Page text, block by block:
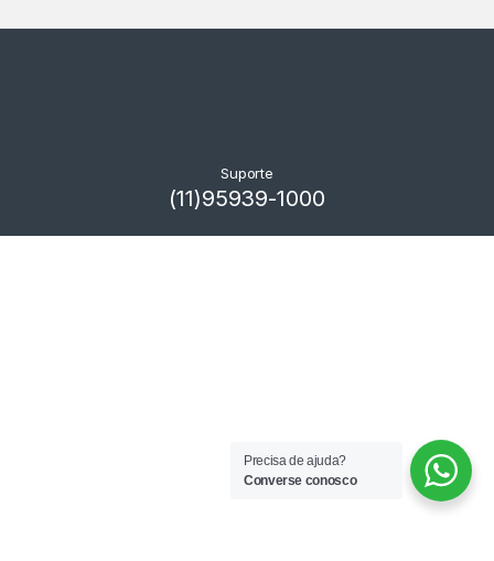
Suporte
(11)95939-1000
Precisa de ajuda?
Converse conosco